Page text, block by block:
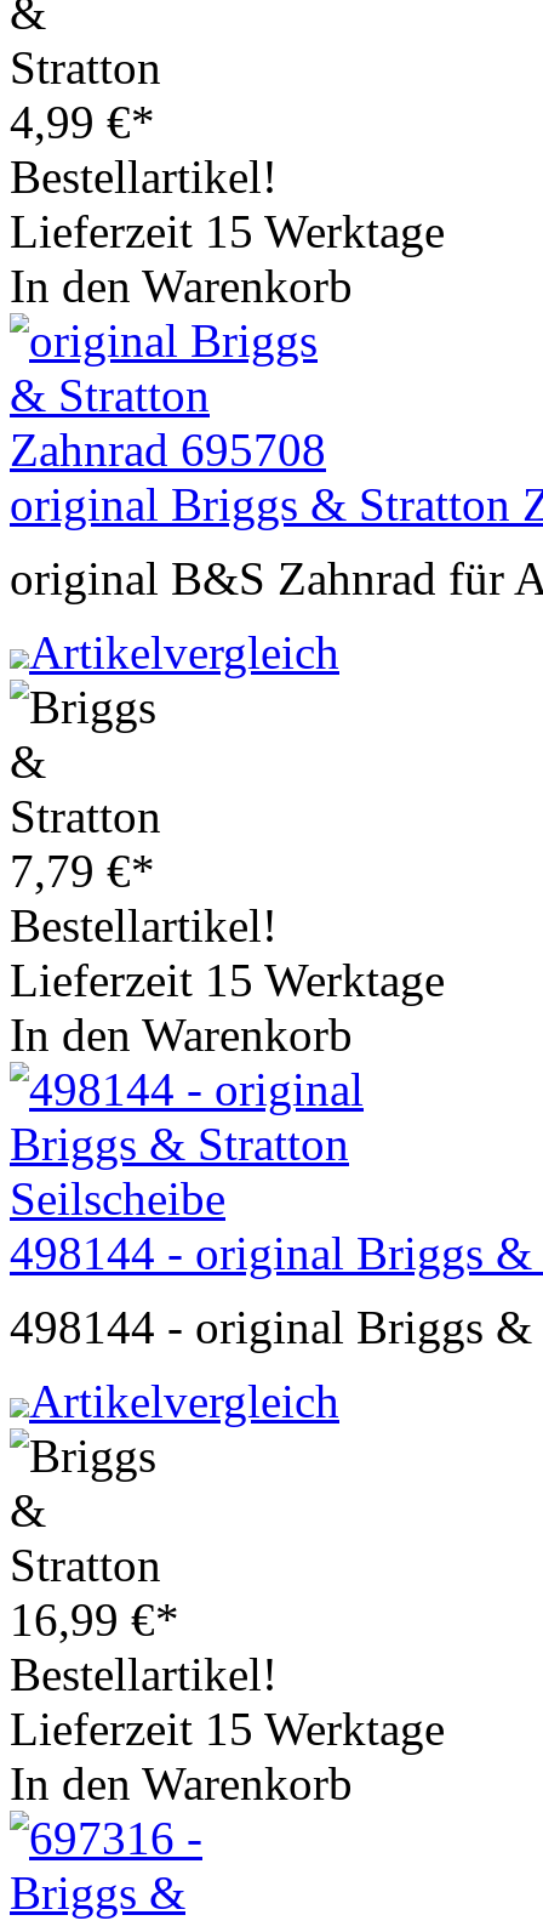
4,99 €*
Bestellartikel!
Lieferzeit 15 Werktage
In den Warenkorb
original Briggs & Stratton
original B&S Zahnrad für
Artikelvergleich
7,79 €*
Bestellartikel!
Lieferzeit 15 Werktage
In den Warenkorb
498144 - original Briggs &
498144 - original Briggs &
Artikelvergleich
16,99 €*
Bestellartikel!
Lieferzeit 15 Werktage
In den Warenkorb